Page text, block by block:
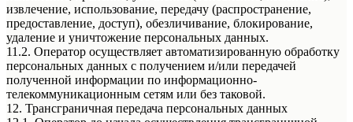
извлечение, использование, передачу (распространение,
предоставление, доступ), обезличивание, блокирование,
удаление и уничтожение персональных данных.
11.2. Оператор осуществляет автоматизированную обработку
персональных данных с получением и/или передачей
полученной информации по информационно-
телекоммуникационным сетям или без таковой.
12. Трансграничная передача персональных данных